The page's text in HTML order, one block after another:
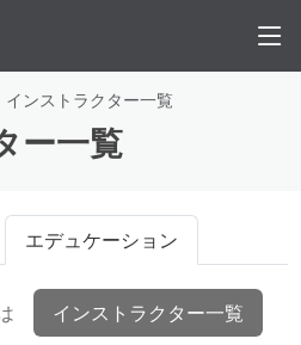
インストラクター一覧
ー一覧
エデュケーション
インストラクター一覧